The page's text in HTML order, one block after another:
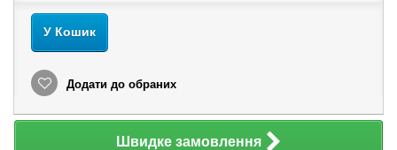
У Кошик
Додати до обраних
Швидке замовлення